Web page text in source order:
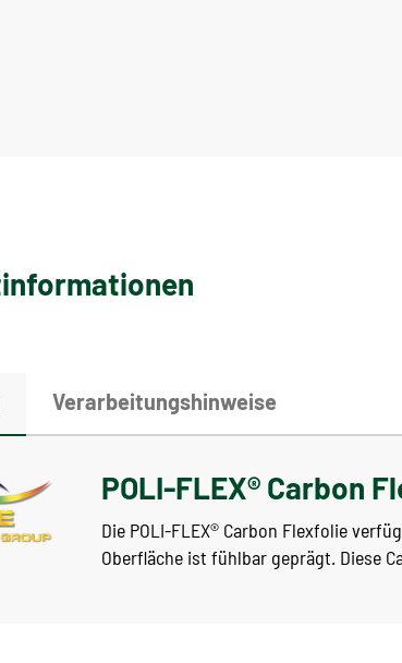
Verarbeitungshinweise
POLI-FLEX® Carbon
Die POLI-FLEX® Carbon Flexfolie
Oberfläche ist fühlbar geprägt. Diese